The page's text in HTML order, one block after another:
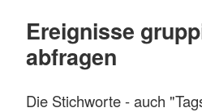
Ereignisse
abfragen
Die Stichworte - auch